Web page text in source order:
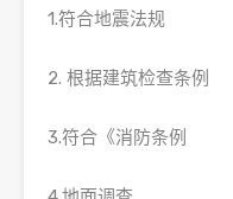
1.符合地震法规
2. 根据建筑检查条例
3.符合《消防条例